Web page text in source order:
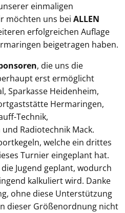
einmaligen
möchten uns bei ALLEN
erfolgreichen Auflage
beigetragen haben.
, die uns die
erst ermöglicht
Sparkasse Heidenheim,
Hermaringen,
Technik,
Radiotechnik Mack.
welche ein drittes
Turnier eingeplant hat.
Jugend geplant, wodurch
kalkuliert wird. Danke
ohne diese Unterstützung
dieser Größenordnung nicht